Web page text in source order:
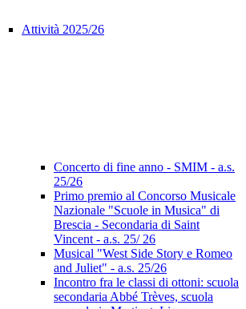
Attività 2025/26
Concerto di fine anno - SMIM - a.s.
25/26
Primo premio al Concorso Musicale
Nazionale "Scuole in Musica" di
Brescia - Secondaria di Saint
Vincent - a.s. 25/ 26
Musical "West Side Story e Romeo
and Juliet" - a.s. 25/26
Incontro fra le classi di ottoni: scuola
secondaria Abbé Trèves, scuola